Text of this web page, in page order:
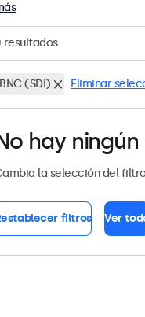
resultados
BNC (SDI) Eliminar
hay
la selección del
filtros Ver